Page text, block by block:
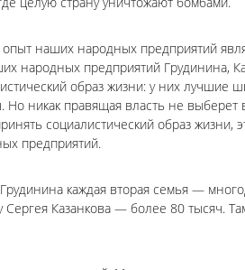
наших народных предприятий
народных предприятий Грудинина,
образ жизни: у них лучшие
Но никак правящая власть не
социалистический образ жизни,
предприятий.
каждая вторая семья —
Сергея Казанкова — более 80 тысяч.